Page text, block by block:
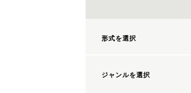
形式を選択
ジャンルを選択